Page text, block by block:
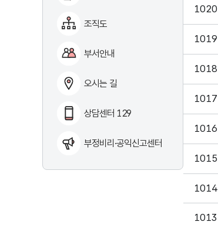
조직도
부서안내
오시는 길
상담센터 129
부정비리·공익신고센터
1020
1019
1018
1017
1016
1015
1014
1013